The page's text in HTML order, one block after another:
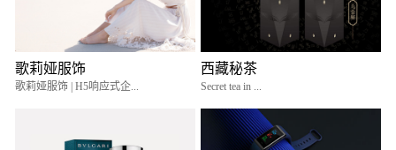
歌莉娅服饰
歌莉娅服饰 | H5响应式企...
西藏秘茶
Secret tea in ...